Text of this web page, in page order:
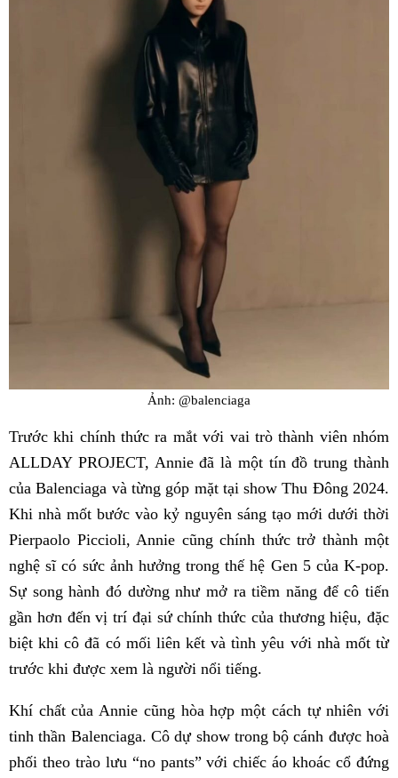
Ảnh: @balenciaga
Trước khi chính thức ra mắt với vai trò thành viên nhóm
ALLDAY PROJECT, Annie đã là một tín đồ trung thành
của Balenciaga và từng góp mặt tại show Thu Đông 2024.
Khi nhà mốt bước vào kỷ nguyên sáng tạo mới dưới thời
Pierpaolo Piccioli, Annie cũng chính thức trở thành một
nghệ sĩ có sức ảnh hưởng trong thế hệ Gen 5 của K-pop.
Sự song hành đó dường như mở ra tiềm năng để cô tiến
gần hơn đến vị trí đại sứ chính thức của thương hiệu, đặc
biệt khi cô đã có mối liên kết và tình yêu với nhà mốt từ
trước khi được xem là người nổi tiếng.
Khí chất của Annie cũng hòa hợp một cách tự nhiên với
tinh thần Balenciaga. Cô dự show trong bộ cánh được hoà
phối theo trào lưu “no pants” với chiếc áo khoác cổ đứng